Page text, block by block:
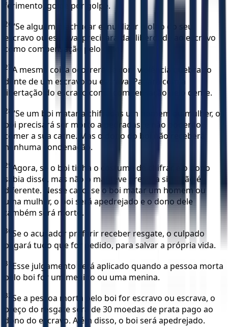
ferimento, golpe por golpe.
26 “Se alguém machucar e inutilizar o olho do seu
escravo ou escrava, precisará dar liberdade ao escravo
como compensação pelo olho.
27 A mesma coisa ocorrerá se com violência quebrar o
dente de um escravo ou escrava. Pagará com a
libertação do escravo como compensação pelo dente.
28 “Se um boi matar a chifradas um homem ou mulher, o
boi precisará ser morto a pedradas, e não poderão
comer a sua carne. Mas o dono do boi não receberá
nenhuma condenação.
29 Agora, se o boi tinha o costume de chifrar e o dono
sabia disso, mas não o manteve preso, a situação é
diferente. Nesse caso, se o boi matar um homem ou
uma mulher, o boi será apedrejado e o dono dele
também será morto.
30 Se o acusador preferir receber resgate, o culpado
pagará tudo que for pedido, para salvar a própria vida.
31
Esse julgamento será aplicado quando a pessoa morta
pelo boi for um menino ou uma menina.
32 Se a pessoa morta pelo boi for escravo ou escrava, o
preço do resgate será de 30 moedas de prata pago ao
dono do escravo. Além disso, o boi será apedrejado.